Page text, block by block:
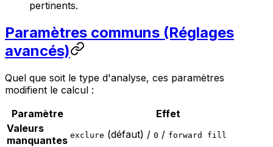
pertinents.
Paramètres communs (Réglages
avancés)
Quel que soit le type d'analyse, ces paramètres
modifient le calcul :
Paramètre
Effet
Valeurs
manquantes exclure (défaut) / 0 / forward fill